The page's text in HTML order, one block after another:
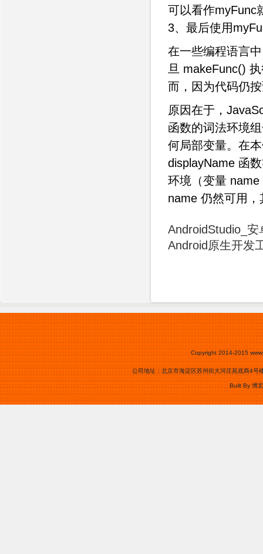
可以看作myFunc
3、最后使用
在一些编程语言
旦 makeFunc()
而，因为代码仍
原因在于，
函数的词法环境
何局部变量。在
displayName 函
环境（变量
name 仍然可用
AndroidStudio_
Android原生开发
Copyright 2014-2015
公司地址：北京市海淀区苏州街大河庄苑底商4
Built By 博